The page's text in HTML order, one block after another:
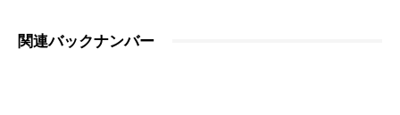
関連バックナンバー